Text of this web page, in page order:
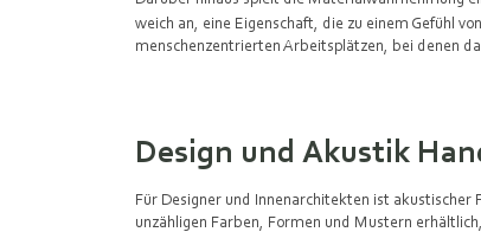
weich an, eine Eigenschaft, die zu einem Gefühl
menschenzentrierten Arbeitsplätzen, bei denen
Design und Akustik
Für Designer und Innenarchitekten ist
unzähligen Farben, Formen und Mustern